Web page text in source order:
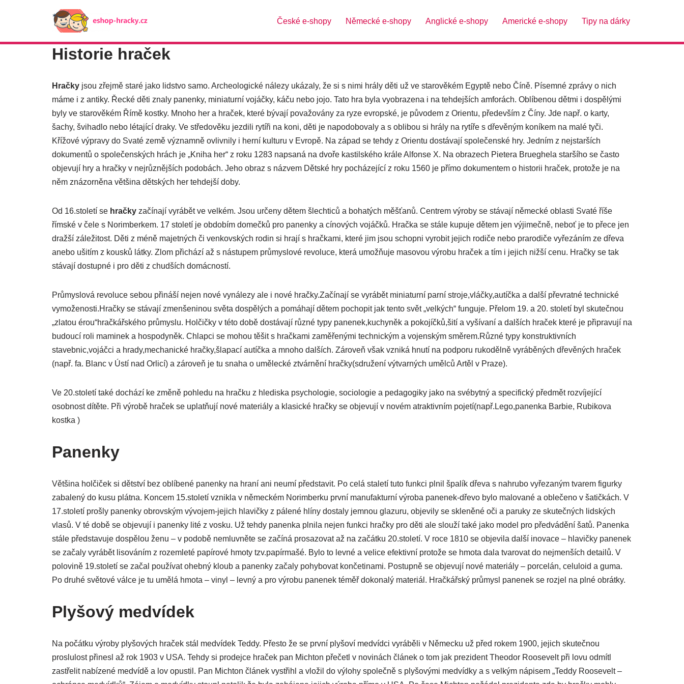
na
České e-shopy Německé e-shopy Anglické e-shopy Americké e-shopy Tipy na dárky
Historie hraček
Hračky jsou zřejmě staré jako lidstvo samo. Archeologické nálezy ukázaly, že si s nimi hrály děti už ve starověkém Egyptě nebo Číně. Písemné zprávy o nich
máme i z antiky. Řecké děti znaly panenky, miniaturní vojáčky, káču nebo jojo. Tato hra byla vyobrazena i na tehdejších amforách. Oblíbenou dětmi i dospělými
byly ve starověkém Římě kostky. Mnoho her a hraček, které bývají považovány za ryze evropské, je původem z Orientu, především z Číny. Jde např. o karty,
šachy, švihadlo nebo létající draky. Ve středověku jezdili rytíři na koni, děti je napodobovaly a s oblibou si hrály na rytíře s dřevěným koníkem na malé tyči.
Křížové výpravy do Svaté země významně ovlivnily i herní kulturu v Evropě. Na západ se tehdy z Orientu dostávají společenské hry. Jedním z nejstarších
dokumentů o společenských hrách je „Kniha her“ z roku 1283 napsaná na dvoře kastilského krále Alfonse X. Na obrazech Pietera Brueghela staršího se často
objevují hry a hračky v nejrůznějších podobách. Jeho obraz s názvem Dětské hry pocházející z roku 1560 je přímo dokumentem o historii hraček, protože je na
něm znázorněna většina dětských her tehdejší doby.
Od 16.století se hračky začínají vyrábět ve velkém. Jsou určeny dětem šlechticů a bohatých měšťanů. Centrem výroby se stávají německé oblasti Svaté říše
římské v čele s Norimberkem. 17 století je obdobím domečků pro panenky a cínových vojáčků. Hračka se stále kupuje dětem jen výjimečně, neboť je to přece jen
dražší záležitost. Děti z méně majetných či venkovských rodin si hrají s hračkami, které jim jsou schopni vyrobit jejich rodiče nebo prarodiče vyřezáním ze dřeva
anebo ušitím z kousků látky. Zlom přichází až s nástupem průmyslové revoluce, která umožňuje masovou výrobu hraček a tím i jejich nižší cenu. Hračky se tak
stávají dostupné i pro děti z chudších domácností.
Průmyslová revoluce sebou přináší nejen nové vynálezy ale i nové hračky.Začínají se vyrábět miniaturní parní stroje,vláčky,autíčka a další převratné technické
vymoženosti.Hračky se stávají zmenšeninou světa dospělých a pomáhají dětem pochopit jak tento svět „velkých“ funguje. Přelom 19. a 20. století byl skutečnou
„zlatou érou“hračkářského průmyslu. Holčičky v této době dostávají různé typy panenek,kuchyněk a pokojíčků,šití a vyšívaní a dalších hraček které je připravují na
budoucí roli maminek a hospodyněk. Chlapci se mohou těšit s hračkami zaměřenými technickým a vojenským směrem.Různé typy konstruktivních
stavebnic,vojáčci a hrady,mechanické hračky,šlapací autíčka a mnoho dalších. Zároveň však vzniká hnutí na podporu rukodělně vyráběných dřevěných hraček
(např. fa. Blanc v Ústí nad Orlicí) a zároveň je tu snaha o umělecké ztvárnění hračky(sdružení výtvarných umělců Artěl v Praze).
Ve 20.století také dochází ke změně pohledu na hračku z hlediska psychologie, sociologie a pedagogiky jako na svébytný a specifický předmět rozvíjející
osobnost dítěte. Při výrobě hraček se uplatňují nové materiály a klasické hračky se objevují v novém atraktivním pojetí(např.Lego,panenka Barbie, Rubikova
kostka )
Panenky
Většina holčiček si dětství bez oblíbené panenky na hraní ani neumí představit. Po celá staletí tuto funkci plnil špalík dřeva s nahrubo vyřezaným tvarem figurky
zabalený do kusu plátna. Koncem 15.století vznikla v německém Norimberku první manufakturní výroba panenek-dřevo bylo malované a oblečeno v šatičkách. V
17.století prošly panenky obrovským vývojem-jejich hlavičky z pálené hlíny dostaly jemnou glazuru, objevily se skleněné oči a paruky ze skutečných lidských
vlasů. V té době se objevují i panenky lité z vosku. Už tehdy panenka plnila nejen funkci hračky pro děti ale slouží také jako model pro předvádění šatů. Panenka
stále představuje dospělou ženu – v podobě nemluvněte se začíná prosazovat až na začátku 20.století. V roce 1810 se objevila další inovace – hlavičky panenek
se začaly vyrábět lisováním z rozemleté papírové hmoty tzv.papírmašé. Bylo to levné a velice efektivní protože se hmota dala tvarovat do nejmenších detailů. V
polovině 19.století se začal používat ohebný kloub a panenky začaly pohybovat končetinami. Postupně se objevují nové materiály – porcelán, celuloid a guma.
Po druhé světové válce je tu umělá hmota – vinyl – levný a pro výrobu panenek téměř dokonalý materiál. Hračkářský průmysl panenek se rozjel na plné obrátky.
Plyšový medvídek
Na počátku výroby plyšových hraček stál medvídek Teddy. Přesto že se první plyšoví medvídci vyráběli v Německu už před rokem 1900, jejich skutečnou
proslulost přinesl až rok 1903 v USA. Tehdy si prodejce hraček pan Michton přečetl v novinách článek o tom jak prezident Theodor Roosevelt při lovu odmítl
zastřelit nabízené medvídě a lov opustil. Pan Michton článek vystřihl a vložil do výlohy společně s plyšovými medvídky a s velkým nápisem „Teddy Roosevelt –